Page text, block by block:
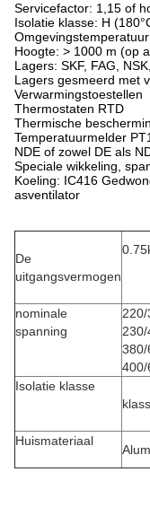
Servicefactor: 1,15 of
Isolatie klasse: H
Hoogte: > 1000 m (op
Lagers: SKF, FAG,
Lagers gesmeerd met
Verwarmingstoestellen
Thermostaten RTD
Thermische
Temperatuurmelder
NDE of zowel DE als
Speciale wikkeling,
Koeling: IC416
asventilator
De
uitgangsvermogen
nominale
spanning
220/
230/
380/
400/
Isolatie klasse
Huismateriaal